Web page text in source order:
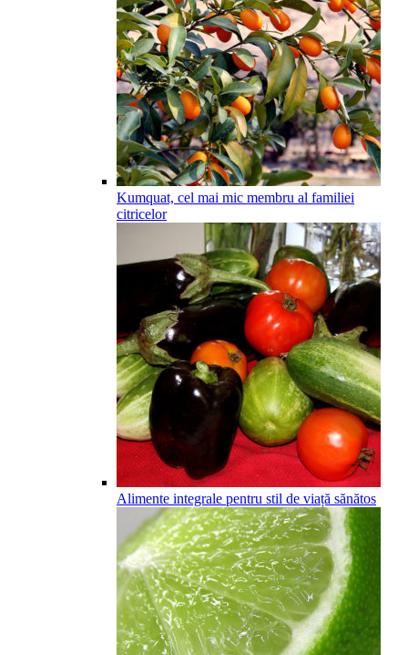
Kumquat, cel mai mic membru al familiei
citricelor
Alimente integrale pentru stil de viață sănătos